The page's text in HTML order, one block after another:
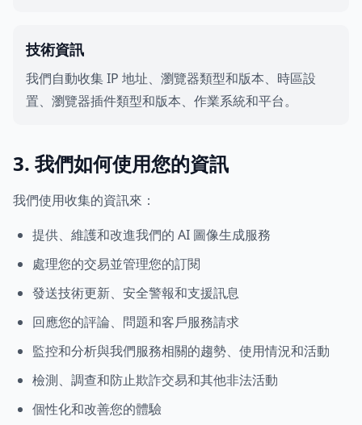
技術資訊
我們自動收集 IP 地址、瀏覽器類型和版本、時區設
置、瀏覽器插件類型和版本、作業系統和平台。
3. 我們如何使用您的資訊
我們使用收集的資訊來：
提供、維護和改進我們的 AI 圖像生成服務
處理您的交易並管理您的訂閱
發送技術更新、安全警報和支援訊息
回應您的評論、問題和客戶服務請求
監控和分析與我們服務相關的趨勢、使用情況和活動
檢測、調查和防止欺詐交易和其他非法活動
個性化和改善您的體驗